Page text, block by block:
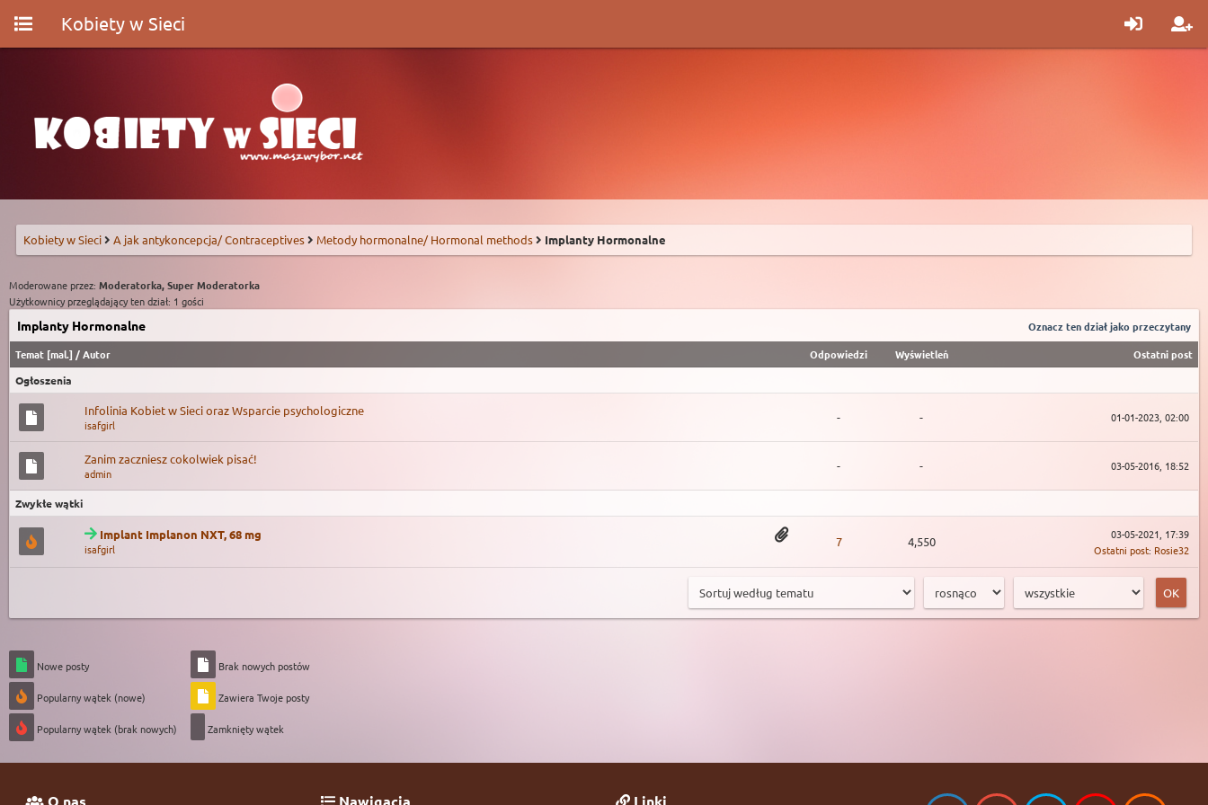
Kobiety w Sieci
Kobiety w Sieci A jak antykoncepcja/ Contraceptives Metody hormonalne/ Hormonal methods Implanty Hormonalne
Moderowane przez: Moderatorka, Super Moderatorka
Użytkownicy przeglądający ten dział: 1 gości
Oznacz ten dział jako przeczytany
Implanty Hormonalne
Temat [mal.] /Autor Odpowiedzi Wyświetleń
Ostatni post
Ogłoszenia
Infolinia Kobiet w Sieci oraz Wsparcie psychologiczne
isafgirl
- - 01-01-2023, 02:00
Zanim zaczniesz cokolwiek pisać!
admin
- - 03-05-2016, 18:52
Zwykłe wątki
Implant Implanon NXT, 68 mg
isafgirl 7 4,550
03-05-2021, 17:39
Ostatni post: Rosie32
Nowe posty
Popularny wątek (nowe)
Popularny wątek (brak nowych)
Brak nowych postów
Zawiera Twoje posty
Zamknięty wątek
O nas Nawigacja Linki